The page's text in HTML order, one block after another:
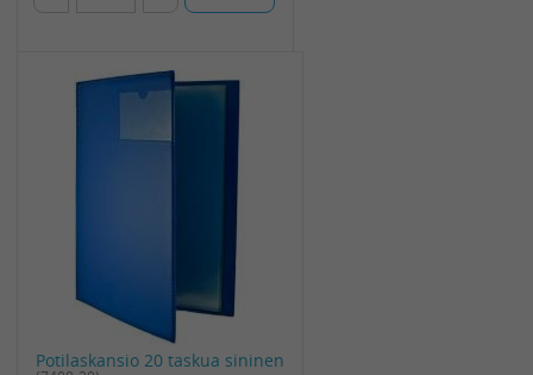
Potilaskansio 20 taskua sininen